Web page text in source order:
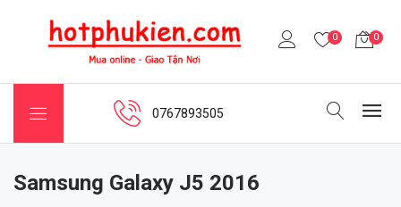
0 0
0767893505
Samsung Galaxy J5 2016